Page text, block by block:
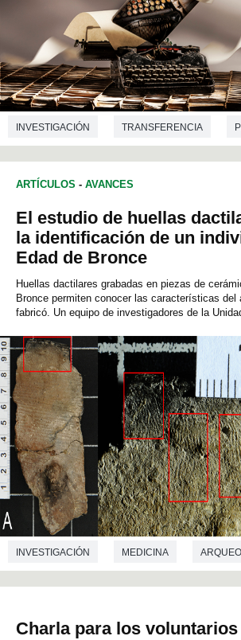
INVESTIGACIÓN TRANSFERENCIA
ARTE HISTORIA ARQUEOLOGÍA
FILOLOGIA LITERATURA FILOSOFÍA
ANTROPOLOGÍA CIENCIAS DE LA
CRIMINOLOGÍA DEMOGRAFÍA
CIENCIAS POLÍTICAS SOCIOLOGÍA
TRADUCCIÓN E INTERPRETACIÓN
ARTÍCULOS - AVANCES
El estudio de huellas
la identificación de un
Edad de Bronce
Huellas dactilares grabadas en piezas de
Bronce permiten conocer las características del
fabricó. Un equipo de investigadores de la
INVESTIGACIÓN MEDICINA
PREHISTORIA CRIMINOLOGÍA
Charla para los voluntarios